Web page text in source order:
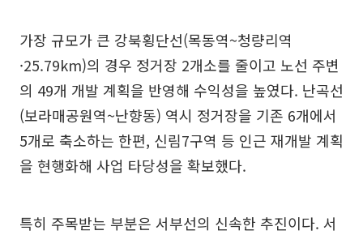
가장 규모가 큰 강북횡단선(목동역~청량리역
·25.79km)의 경우 정거장 2개소를 줄이고 노선 주변
의 49개 개발 계획을 반영해 수익성을 높였다. 난곡선
(보라매공원역~난향동) 역시 정거장을 기존 6개에서
5개로 축소하는 한편, 신림7구역 등 인근 재개발 계획
을 현행화해 사업 타당성을 확보했다.
특히 주목받는 부분은 서부선의 신속한 추진이다. 서